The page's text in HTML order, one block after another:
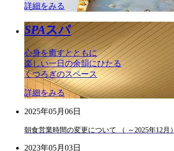
詳細をみる
SPAスパ
心身を癒すとともに
楽しい一日の余韻にひたる
くつろぎのスペース
詳細をみる
2025年05月06日
朝食営業時間の変更について （ ～2025年12月）
2023年05月03日